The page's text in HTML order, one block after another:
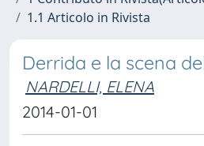
1.1 Articolo in Rivista
Derrida e la scena
NARDELLI, ELENA
2014-01-01